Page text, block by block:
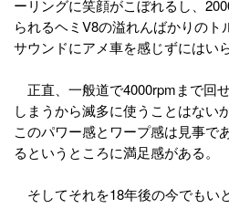
ーリングに笑顔がこぼれるし、
られるヘミV8の溢れんばかりの
サウンドにアメ車を感じずにはい
正直、一般道で4000rpmまで回
しまうから滅多に使うことはない
このパワー感とワープ感は見事で
るというところに満足感がある。
そしてそれを18年後の今でもい